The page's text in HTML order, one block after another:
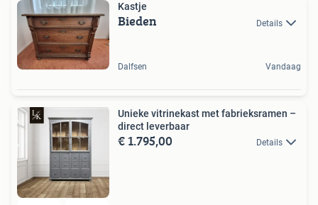
Kastje
Bieden Details
Dalfsen Vandaag
Unieke vitrinekast met fabrieksramen –
direct leverbaar
€ 1.795,00 Details